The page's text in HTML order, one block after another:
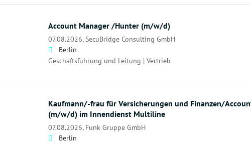
Account Manager /Hunter (m/w/d)
07.08.2026, SecuBridge Consulting GmbH
Berlin
Geschäftsführung und Leitung | Vertrieb
Kaufmann/-frau für Versicherungen und Finanzen/
(m/w/d) im Innendienst Multiline
07.08.2026, Funk Gruppe GmbH
Berlin